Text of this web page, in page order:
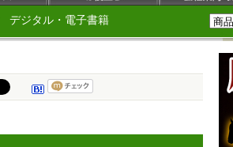
デジタル・電子書籍